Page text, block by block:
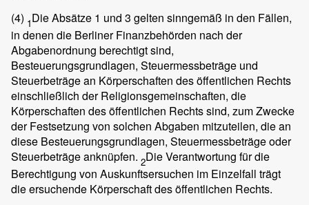
(4) 1Die Absätze 1 und 3 gelten sinngemäß in den Fällen,
in denen die Berliner Finanzbehörden nach der
Abgabenordnung berechtigt sind,
Besteuerungsgrundlagen, Steuermessbeträge und
Steuerbeträge an Körperschaften des öffentlichen Rechts
einschließlich der Religionsgemeinschaften, die
Körperschaften des öffentlichen Rechts sind, zum Zwecke
der Festsetzung von solchen Abgaben mitzuteilen, die an
diese Besteuerungsgrund­lagen, Steuermessbeträge oder
Steuerbeträge anknüpfen. 2Die Verantwortung für die
Berechtigung von Auskunftsersuchen im Einzelfall trägt
die ersuchende Körperschaft des öffentlichen Rechts.